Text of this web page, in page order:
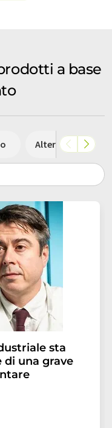
a base
Alternative alla
sta
di una grave